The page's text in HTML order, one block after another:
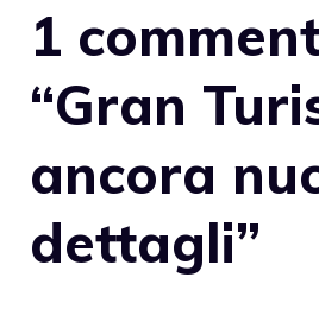
1
“Gran
ancora
dettagli”